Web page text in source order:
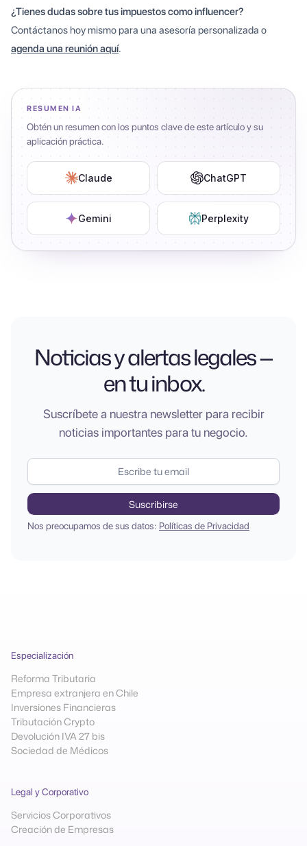
¿Tienes dudas sobre tus impuestos como influencer?
Contáctanos hoy mismo para una asesoría personalizada o
agenda una reunión aquí.
RESUMEN IA
Obtén un resumen con los puntos clave de este artículo y su
aplicación práctica.
Claude ChatGPT
Gemini Perplexity
Noticias y alertas legales —
en tu inbox.
Suscríbete a nuestra newsletter para recibir
noticias importantes para tu negocio.
Nos preocupamos de sus datos: Políticas de Privacidad
Especialización
Reforma Tributaria
Empresa extranjera en Chile
Inversiones Financieras
Tributación Crypto
Devolución IVA 27 bis
Sociedad de Médicos
Legal y Corporativo
Servicios Corporativos
Creación de Empresas